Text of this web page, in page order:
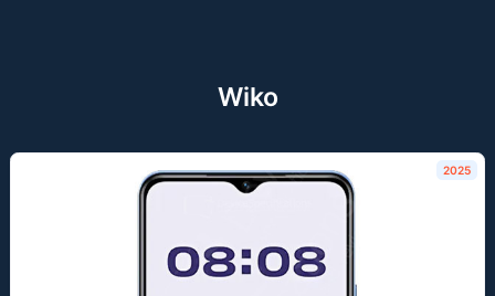
Wiko
2025